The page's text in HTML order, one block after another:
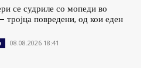
се судриле со мопеди во
тројца повредени, од кои еден
08.08.2026 18:41